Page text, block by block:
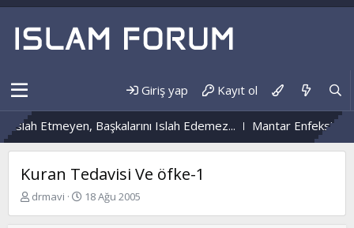
Giriş yap Kayıt ol
Etmeyen, Başkalarını Islah Edemez... Mantar Enfeksiyonu
Kuran Tedavisi Ve öfke-1
K
drmavi
B18 Ağu 2005